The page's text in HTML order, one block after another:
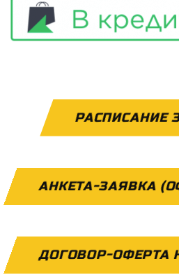
РАСПИСАНИЕ
АНКЕТА-ЗАЯВКА
ДОГОВОР-ОФЕРТА